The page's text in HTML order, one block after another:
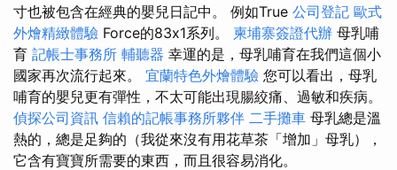
寸也被包含在經典的嬰兒日記中。 例如True 公司登記 歐式
外燴精緻體驗 Force的83x1系列。 柬埔寨簽證代辦 母乳哺
育 記帳士事務所 輔聽器 幸運的是，母乳哺育在我們這個小
國家再次流行起來。 宜蘭特色外燴體驗 您可以看出，母乳
哺育的嬰兒更有彈性，不太可能出現腸絞痛、過敏和疾病。
偵探公司資訊 信賴的記帳事務所夥伴 二手攤車 母乳總是溫
熱的，總是足夠的（我從來沒有用花草茶「增加」母乳），
它含有寶寶所需要的東西，而且很容易消化。